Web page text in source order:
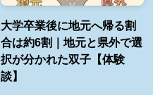
大学卒業後に地元へ帰る割
合は約6割｜地元と県外で選
択が分かれた双子【体験
談】